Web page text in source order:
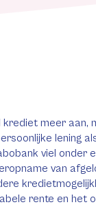
meer aan,
lening
viel onder
van
rente en het